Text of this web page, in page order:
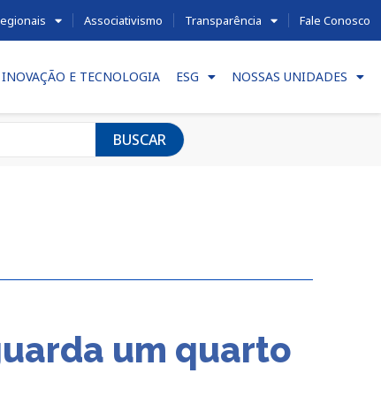
Associativismo Transparência Fale Conosco
INOVAÇÃO E TECNOLOGIA ESG NOSSAS UNIDADES
BUSCAR
um quarto